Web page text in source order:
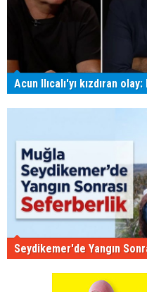
Acun Ilıcalı'yı kızdıran
Seydikemer'de Yangın